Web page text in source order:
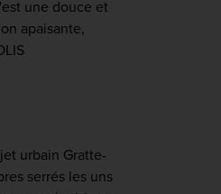
une douce et
apaisante,
urbain Gratte-
serrés les uns